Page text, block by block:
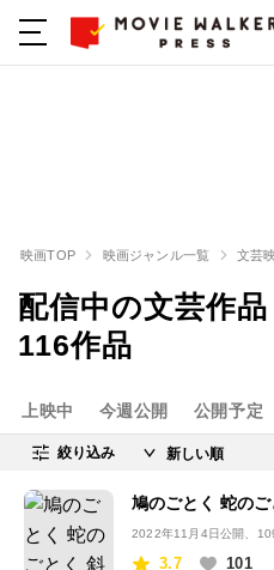
映画TOP 映画ジャンル一覧 文芸
配信中の文芸作
116作品
上映中 今週公開 公開予定
絞り込み
鳩のごとく 蛇の
2022年11月4日公開 、
3.7 101